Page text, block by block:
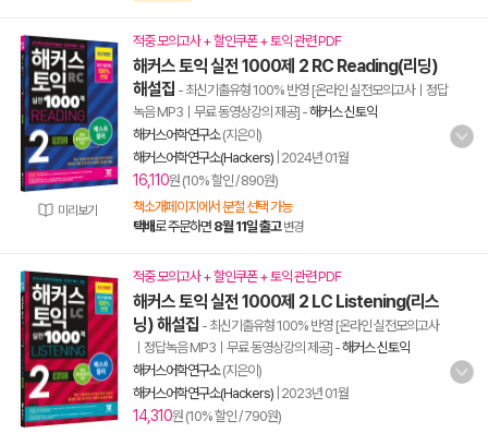
미리보기
적중 모의고사 + 할인쿠폰 + 토익 관련 PDF
해커스 토익 실전 1000제 2 RC Reading(리딩)
해설집 - 최신기출유형 100% 반영 [온라인 실전모의고사ㅣ정답
녹음 MP3ㅣ무료 동영상강의 제공] -해커스 신토익
해커스어학연구소(지은이)
해커스어학연구소(Hackers) 2024년 01월
16,110원 (10% 할인 / 890원)
책소개페이지에서 분철 선택 가능
택배로 주문하면 8월 11일 출고 변경
적중 모의고사 + 할인쿠폰 + 토익 관련 PDF
해커스 토익 실전 1000제 2 LC Listening(리스
닝) 해설집 - 최신기출유형 100% 반영 [온라인 실전모의고사
ㅣ정답녹음 MP3ㅣ무료 동영상강의 제공] -해커스 신토익
해커스어학연구소(지은이)
해커스어학연구소(Hackers) 2023년 01월
14,310원 (10% 할인 / 790원)